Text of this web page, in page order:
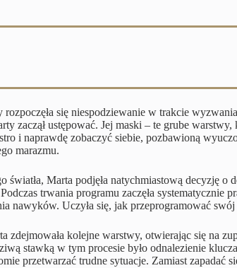
rozpoczęła się niespodziewanie w trakcie
zaczął ustępować. Jej maski – te grube
i naprawdę zobaczyć siebie, pozbawioną
marazmu.
światła, Marta podjęła natychmiastową decyzję
trwania programu zaczęła
nawyków. Uczyła się, jak przeprogramować
zdejmowała kolejne warstwy, otwierając się na
stawką w tym procesie było odnalezienie
przetwarzać trudne sytuacje. Zamiast zapadać